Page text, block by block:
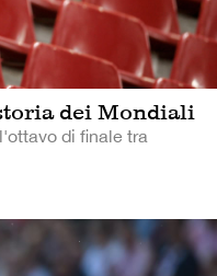
dei Mondiali
l'ottavo di finale tra